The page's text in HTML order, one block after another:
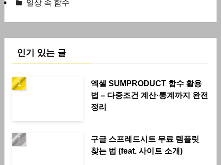
일상 속 함수
인기 있는 글
엑셀 SUMPRODUCT 함수 활용
법 – 다중조건 계산·통계까지 완전
정리
구글 스프레드시트 무료 템플릿
찾는 법 (feat. 사이트 소개)